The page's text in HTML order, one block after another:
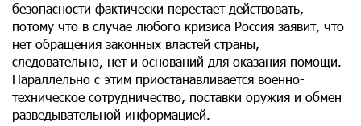
безопасности фактически перестает действовать,
потому что в случае любого кризиса Россия заявит, что
нет обращения законных властей страны,
следовательно, нет и оснований для оказания помощи.
Параллельно с этим приостанавливается военно-
техническое сотрудничество, поставки оружия и обмен
разведывательной информацией.